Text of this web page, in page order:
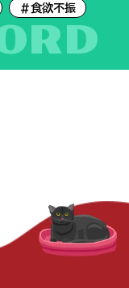
#食欲不振